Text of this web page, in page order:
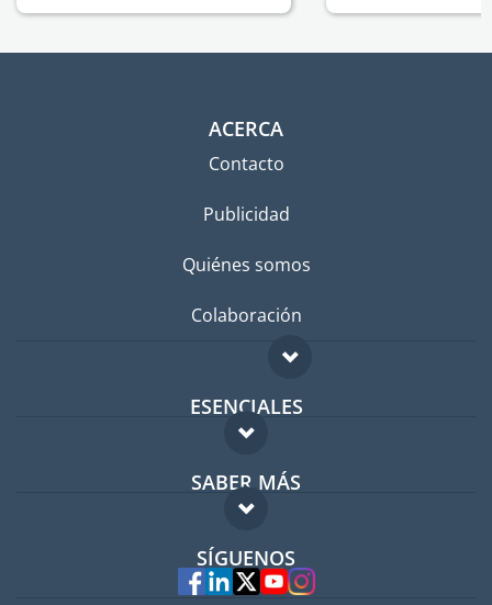
ACERCA
Contacto
Publicidad
Quiénes somos
Colaboración
ESENCIALES
Foro para expatriados
Guía para expatriados
Trabajos en el extranjero
SABER MÁS
FAQ
Expertos
SÍGUENOS